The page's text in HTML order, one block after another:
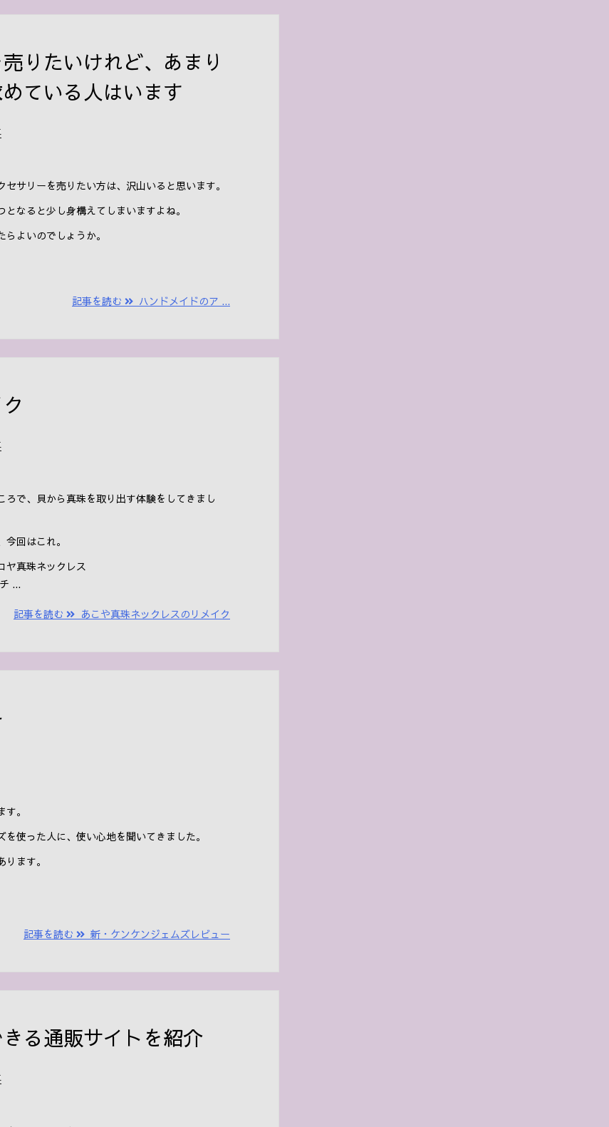
りたいけれど、あまり
ている人はいます
サリーを売りたい方は、沢山いると思います。
なると少し身構えてしまいますよね。
よいのでしょうか。
記事を読む ハンドメイドのア ...
で、貝から真珠を取り出す体験をしてきまし
回はこれ。
ヤ真珠ネックレス
...
記事を読む あこや真珠ネックレスのリメイク
。
使った人に、使い心地を聞いてきました。
ます。
記事を読む 新・ケンケンジェムズレビュー
る通販サイトを紹介